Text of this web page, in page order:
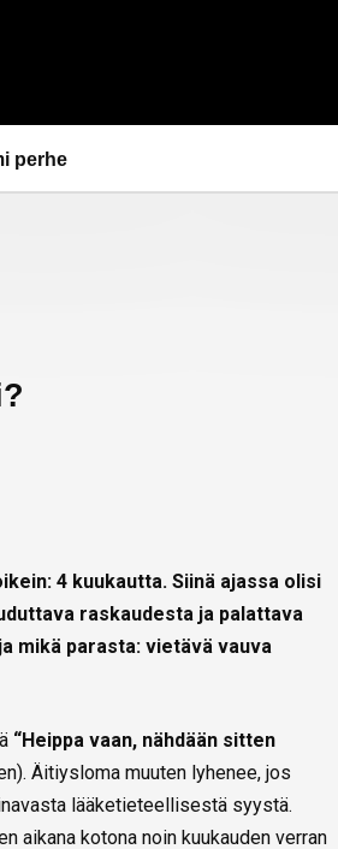
perhe
4 kuukautta. Siinä ajassa olisi
raskaudesta ja palattava
mikä parasta: vietävä vauva
“Heippa vaan, nähdään sitten
Äitiysloma muuten lyhenee, jos
lääketieteellisestä syystä.
aikana kotona noin kuukauden verran